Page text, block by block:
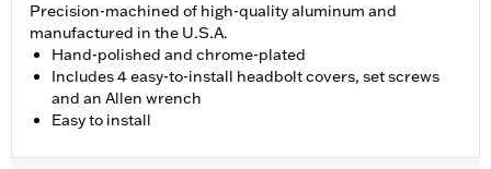
Precision-machined of high-quality aluminum and
manufactured in the U.S.A.
Hand-polished and chrome-plated
Includes 4 easy-to-install headbolt covers, set screws
and an Allen wrench
Easy to install